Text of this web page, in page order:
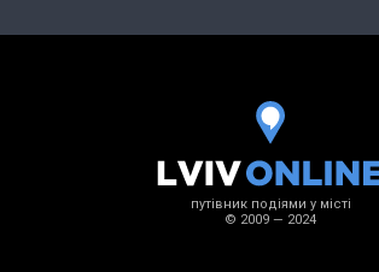
путівник подіями у місті
© 2009 — 2024